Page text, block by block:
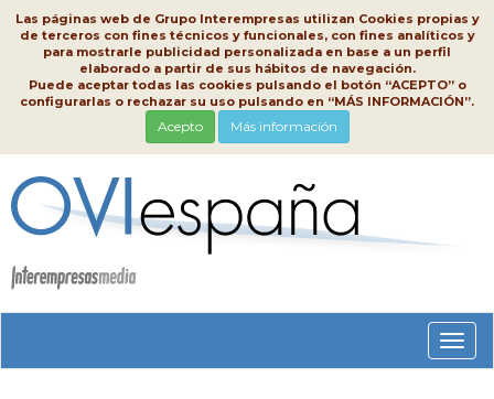
Las páginas web de Grupo Interempresas utilizan Cookies propias y
de terceros con fines técnicos y funcionales, con fines analíticos y
para mostrarle publicidad personalizada en base a un perfil
elaborado a partir de sus hábitos de navegación.
Puede aceptar todas las cookies pulsando el botón “ACEPTO” o
configurarlas o rechazar su uso pulsando en “MÁS INFORMACIÓN”.
Acepto Más información